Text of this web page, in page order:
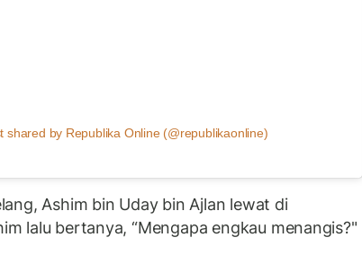
shared by Republika Online (@republikaonline)
Ashim bin Uday bin Ajlan lewat di
lalu bertanya, “Mengapa engkau menangis?"